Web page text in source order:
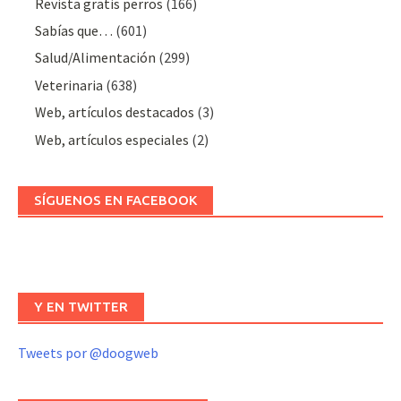
Sabías que… (601)
Salud/Alimentación (299)
Veterinaria (638)
Web, artículos destacados (3)
Web, artículos especiales (2)
SÍGUENOS EN FACEBOOK
Y EN TWITTER
Tweets por @doogweb